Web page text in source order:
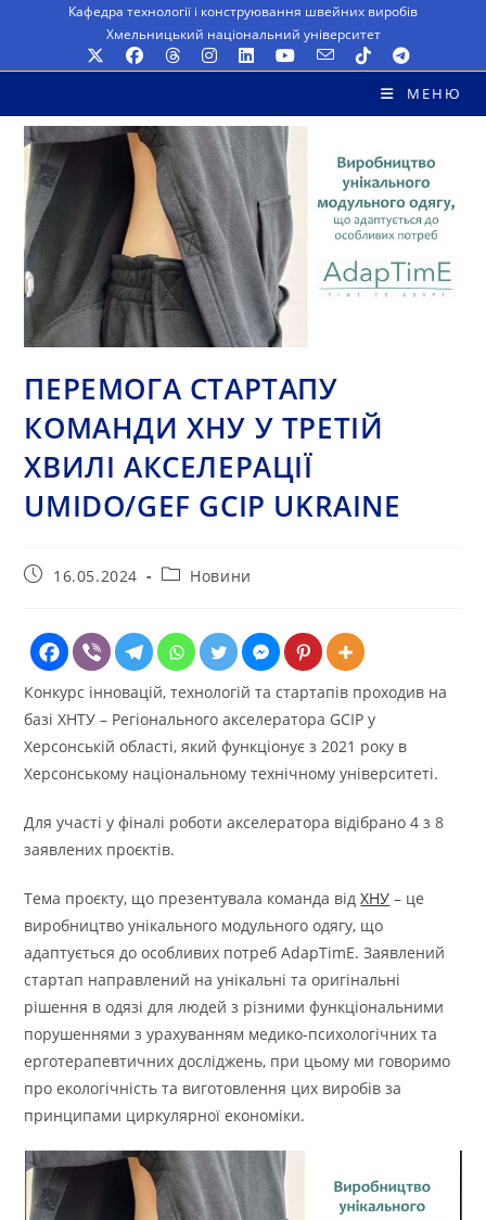
вмісту
Кафедра технології і конструювання швейних виробів
Хмельницький національний університет
МЕНЮ
ПЕРЕМОГА СТАРТАПУ
КОМАНДИ ХНУ У ТРЕТІЙ
ХВИЛІ АКСЕЛЕРАЦІЇ
UMIDO/GEF GCIP UKRAINE
Запис16.05.2024
Категорія
Новини
Конкурс інновацій, технологій та стартапів проходив на
базі ХНТУ – Регіонального акселератора GCIP у
Херсонській області, який функціонує з 2021 року в
Херсонському національному технічному університеті.
Для участі у фіналі роботи акселератора відібрано 4 з 8
заявлених проєктів.
Тема проєкту, що презентувала команда відХНУ – це
виробництво унікального модульного одягу, що
адаптується до особливих потреб AdapTimE. Заявлений
стартап направлений на унікальні та оригінальні
рішення в одязі для людей з різними функціональними
порушеннями з урахуванням медико-психологічних та
ерготерапевтичних досліджень, при цьому ми говоримо
про екологічність та виготовлення цих виробів за
принципами циркулярної економіки.